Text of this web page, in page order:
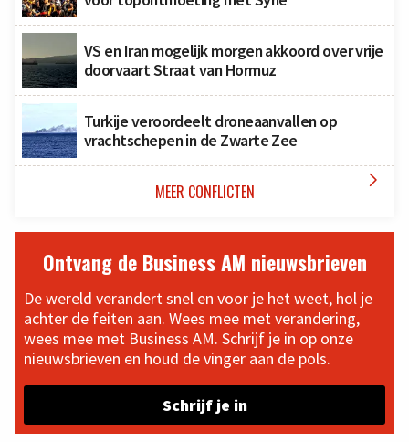
VS en Iran mogelijk morgen akkoord over vrije
doorvaart Straat van Hormuz
Turkije veroordeelt droneaanvallen op
vrachtschepen in de Zwarte Zee
MEER CONFLICTEN 
Ontvang de Business AM nieuwsbrieven
De wereld verandert snel en voor je het weet, hol je
achter de feiten aan. Wees mee met verandering,
wees mee met Business AM. Schrijf je in op onze
nieuwsbrieven en houd de vinger aan de pols.
Schrijf je in